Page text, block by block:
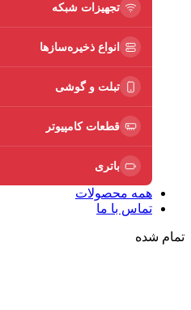
تجهیزات شبکه
انواع ذخیره‌سازها
تبلت و گوشی
قطعات کامپیوتر
باتری
همه محصولات
تماس با ما
تمام شده